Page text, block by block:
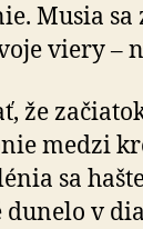
Musia
viery –
že
medzi
sa
dunelo v